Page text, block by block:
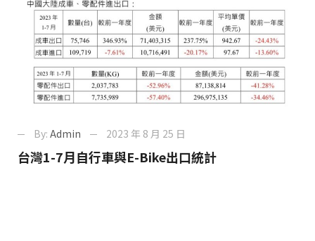
By: Admin 2023 年 8 月 25 日
台灣1-7月自行車與E-Bike出口統計